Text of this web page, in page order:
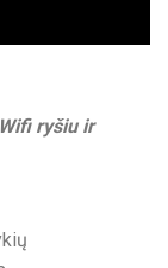
ryšiu ir